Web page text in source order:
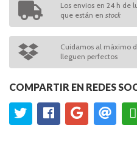
Los envios en 24 h de
que están en stock
Cuidamos al máximo
lleguen perfectos
COMPARTIR EN REDES